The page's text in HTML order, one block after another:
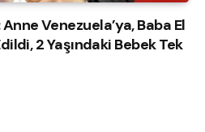
Venezuela’ya, Baba El
2 Yaşındaki Bebek Tek